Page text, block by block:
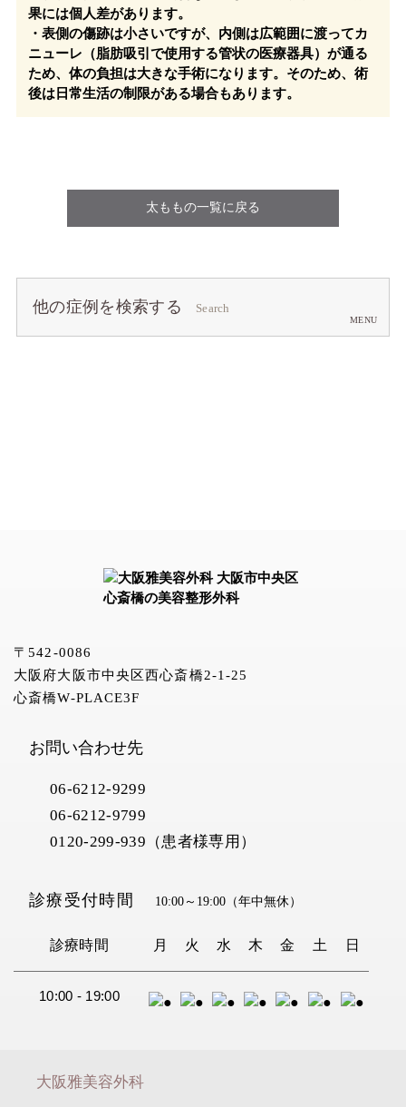
果には個人差があります。
・表側の傷跡は小さいですが、内側は広範囲に渡ってカ
ニューレ（脂肪吸引で使用する管状の医療器具）が通る
ため、体の負担は大きな手術になります。そのため、術
後は日常生活の制限がある場合もあります。
太ももの一覧に戻る
他の症例を検索する Search
〒542-0086
大阪府大阪市中央区西心斎橋2-1-25
心斎橋W-PLACE3F
お問い合わせ先
06-6212-9299
06-6212-9799
0120-299-939（患者様専用）
診療受付時間 10:00～19:00 （年中無休）
診療時間 月 火 水 木 金 土 日
10:00 - 19:00
大阪雅美容外科